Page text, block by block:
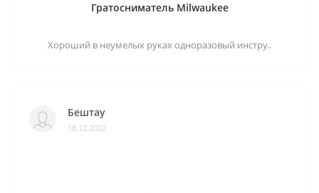
Гратосниматель Milwaukee
Хороший в неумелых руках одноразовый инстру..
Бештау
18.12.2022